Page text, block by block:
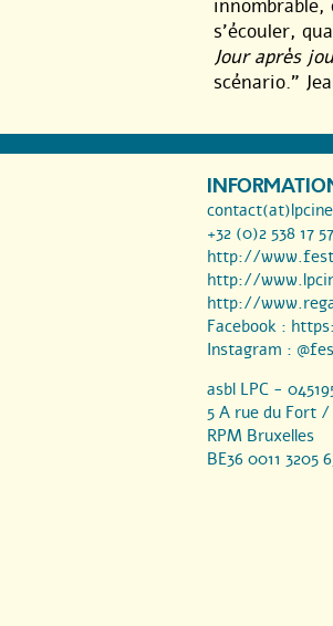
innombrable,
s’écouler,
Jour après
scénario.”
+32 (0)2 538 17
http://
http://
http://
Facebook :
Instagram :
asbl LPC -
5 A rue du Fort
RPM Bruxelles
BE36 0011 3205